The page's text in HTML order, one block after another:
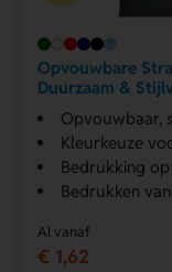
Opvouwbare
Duurzaam &
Opvouwbaar,
Kleurkeuze
Bedrukking
Bedrukken
Al vanaf
€ 1,62